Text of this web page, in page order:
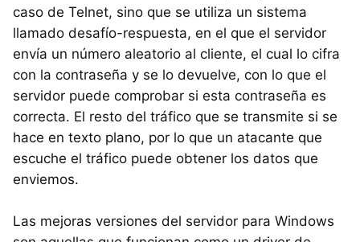
caso de Telnet, sino que se utiliza un sistema
llamado desafío-respuesta, en el que el servidor
envía un número aleatorio al cliente, el cual lo cifra
con la contraseña y se lo devuelve, con lo que el
servidor puede comprobar si esta contraseña es
correcta. El resto del tráfico que se transmite si se
hace en texto plano, por lo que un atacante que
escuche el tráfico puede obtener los datos que
enviemos.
Las mejoras versiones del servidor para Windows